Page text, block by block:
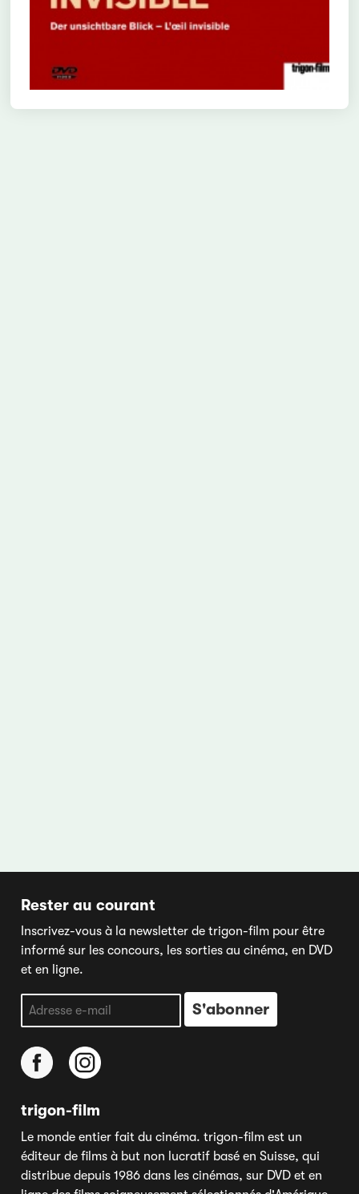
Rester au courant
Inscrivez-vous à la newsletter de trigon-film pour être
informé sur les concours, les sorties au cinéma, en DVD
et en ligne.
trigon-film
Le monde entier fait du cinéma. trigon-film est un
éditeur de films à but non lucratif basé en Suisse, qui
distribue depuis 1986 dans les cinémas, sur DVD et en